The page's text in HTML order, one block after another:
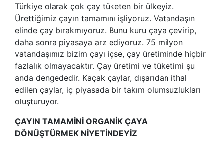
Türkiye olarak çok çay tüketen bir ülkeyiz.
Ürettiğimiz çayın tamamını işliyoruz. Vatandaşın
elinde çay bırakmıyoruz. Bunu kuru çaya çevirip,
daha sonra piyasaya arz ediyoruz. 75 milyon
vatandaşımız bizim çayı içse, çay üretiminde hiçbir
fazlalık olmayacaktır. Çay üretimi ve tüketimi şu
anda dengededir. Kaçak çaylar, dışarıdan ithal
edilen çaylar, iç piyasada bir takım olumsuzlukları
oluşturuyor.
ÇAYIN TAMAMİNİ ORGANİK ÇAYA
DÖNÜŞTÜRMEK NİYETİNDEYİZ